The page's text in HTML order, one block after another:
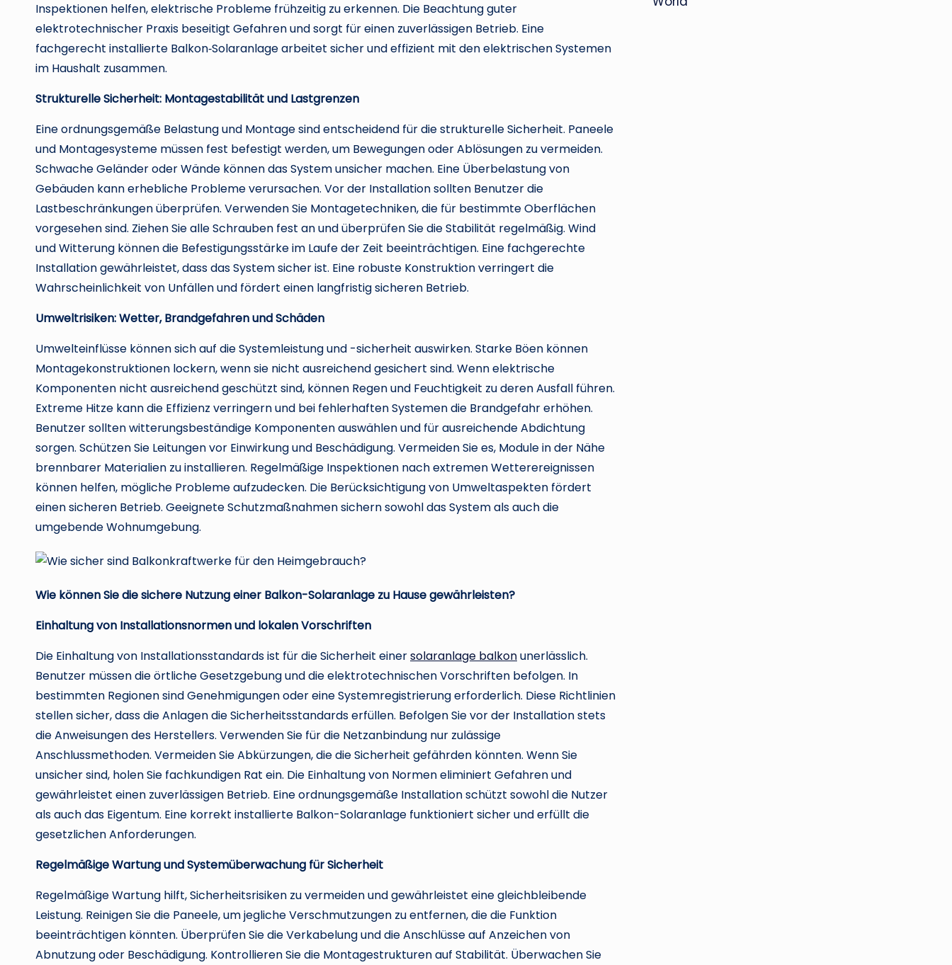
Inspektionen helfen, elektrische Probleme frühzeitig zu erkennen. Die Beachtung guter
elektrotechnischer Praxis beseitigt Gefahren und sorgt für einen zuverlässigen Betrieb. Eine
fachgerecht installierte Balkon‑Solaranlage arbeitet sicher und effizient mit den elektrischen Systemen
im Haushalt zusammen.
Strukturelle Sicherheit: Montage­stabilität und Lastgrenzen
Eine ordnungsgemäße Belastung und Montage sind entscheidend für die strukturelle Sicherheit. Paneele
und Montagesysteme müssen fest befestigt werden, um Bewegungen oder Ablösungen zu vermeiden.
Schwache Geländer oder Wände können das System unsicher machen. Eine Überbelastung von
Gebäuden kann erhebliche Probleme verursachen. Vor der Installation sollten Benutzer die
Lastbeschränkungen überprüfen. Verwenden Sie Montagetechniken, die für bestimmte Oberflächen
vorgesehen sind. Ziehen Sie alle Schrauben fest an und überprüfen Sie die Stabilität regelmäßig. Wind
und Witterung können die Befestigungsstärke im Laufe der Zeit beeinträchtigen. Eine fachgerechte
Installation gewährleistet, dass das System sicher ist. Eine robuste Konstruktion verringert die
Wahrscheinlichkeit von Unfällen und fördert einen langfristig sicheren Betrieb.
Umweltrisiken: Wetter, Brandgefahren und Schäden
Umwelteinflüsse können sich auf die Systemleistung und -sicherheit auswirken. Starke Böen können
Montagekonstruktionen lockern, wenn sie nicht ausreichend gesichert sind. Wenn elektrische
Komponenten nicht ausreichend geschützt sind, können Regen und Feuchtigkeit zu deren Ausfall führen.
Extreme Hitze kann die Effizienz verringern und bei fehlerhaften Systemen die Brandgefahr erhöhen.
Benutzer sollten witterungsbeständige Komponenten auswählen und für ausreichende Abdichtung
sorgen. Schützen Sie Leitungen vor Einwirkung und Beschädigung. Vermeiden Sie es, Module in der Nähe
brennbarer Materialien zu installieren. Regelmäßige Inspektionen nach extremen Wetterereignissen
können helfen, mögliche Probleme aufzudecken. Die Berücksichtigung von Umweltaspekten fördert
einen sicheren Betrieb. Geeignete Schutzmaßnahmen sichern sowohl das System als auch die
umgebende Wohnumgebung.
Wie können Sie die sichere Nutzung einer Balkon-Solaranlage zu Hause gewährleisten?
Einhaltung von Installationsnormen und lokalen Vorschriften
Die Einhaltung von Installationsstandards ist für die Sicherheit einersolaranlage balkonunerlässlich.
Benutzer müssen die örtliche Gesetzgebung und die elektrotechnischen Vorschriften befolgen. In
bestimmten Regionen sind Genehmigungen oder eine Systemregistrierung erforderlich. Diese Richtlinien
stellen sicher, dass die Anlagen die Sicherheitsstandards erfüllen. Befolgen Sie vor der Installation stets
die Anweisungen des Herstellers. Verwenden Sie für die Netzanbindung nur zulässige
Anschlussmethoden. Vermeiden Sie Abkürzungen, die die Sicherheit gefährden könnten. Wenn Sie
unsicher sind, holen Sie fachkundigen Rat ein. Die Einhaltung von Normen eliminiert Gefahren und
gewährleistet einen zuverlässigen Betrieb. Eine ordnungsgemäße Installation schützt sowohl die Nutzer
als auch das Eigentum. Eine korrekt installierte Balkon-Solaranlage funktioniert sicher und erfüllt die
gesetzlichen Anforderungen.
Regelmäßige Wartung und Systemüberwachung für Sicherheit
Regelmäßige Wartung hilft, Sicherheitsrisiken zu vermeiden und gewährleistet eine gleichbleibende
Leistung. Reinigen Sie die Paneele, um jegliche Verschmutzungen zu entfernen, die die Funktion
beeinträchtigen könnten. Überprüfen Sie die Verkabelung und die Anschlüsse auf Anzeichen von
Abnutzung oder Beschädigung. Kontrollieren Sie die Montagestrukturen auf Stabilität. Überwachen Sie